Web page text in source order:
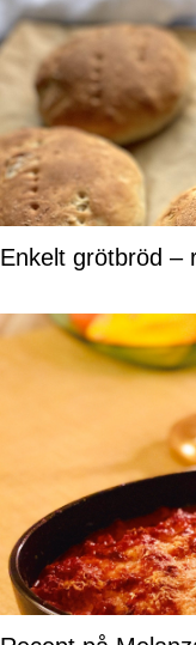
Enkelt grötbröd –